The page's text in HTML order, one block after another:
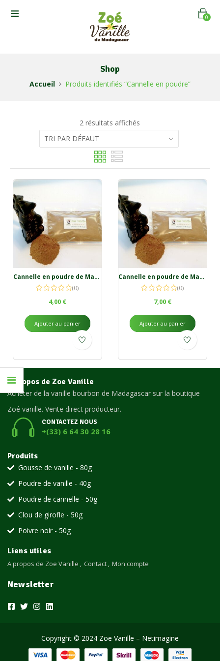
0
Shop
Accueil Produits identifiés “Cannelle en poudre”
2 résultats affichés
Cannelle en poudre de Madagascar 50g
(0)
4,00 €
Ajouter au panier
Cannelle en poudre de Madagascar 100g
(0)
7,00 €
Ajouter au panier
A propos de Zoe Vanille
Acheter de la vanille bourbon de Madagascar sur la boutique
Zoé vanille. Vente direct producteur.
CONTACTEZ NOUS
+(33) 6 64 30 28 16
Produits
Gousse de vanille - 80g
Poudre de vanille - 40g
Poudre de cannelle - 50g
Clou de girofle - 50g
Poivre noir - 50g
Liens utiles
A propos de Zoe Vanille Contact Mon compte
Newsletter
Copyright © 2024 Zoe Vanille – Netimagine